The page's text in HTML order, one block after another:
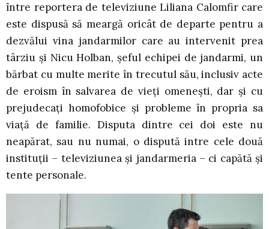
între reportera de televiziune Liliana Calomfir care
este dispusă să meargă oricât de departe pentru a
dezvălui vina jandarmilor care au intervenit prea
târziu și Nicu Holban, șeful echipei de jandarmi, un
bărbat cu multe merite în trecutul său, inclusiv acte
de eroism în salvarea de vieți omenești, dar și cu
prejudecați homofobice și probleme în propria sa
viață de familie. Disputa dintre cei doi este nu
neapărat, sau nu numai, o dispută intre cele două
instituții – televiziunea și jandarmeria – ci capătă și
tente personale.